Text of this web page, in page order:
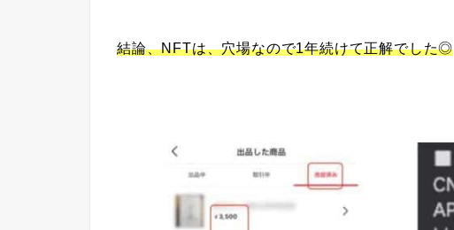
結論、NFTは、穴場なので1年続けて正解でした◎